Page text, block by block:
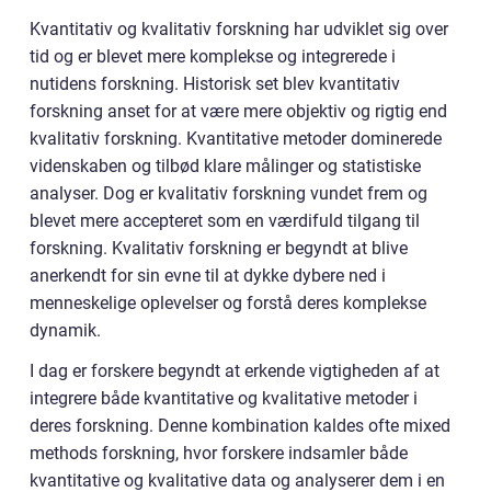
Kvantitativ og kvalitativ forskning har udviklet sig over
tid og er blevet mere komplekse og integrerede i
nutidens forskning. Historisk set blev kvantitativ
forskning anset for at være mere objektiv og rigtig end
kvalitativ forskning. Kvantitative metoder dominerede
videnskaben og tilbød klare målinger og statistiske
analyser. Dog er kvalitativ forskning vundet frem og
blevet mere accepteret som en værdifuld tilgang til
forskning. Kvalitativ forskning er begyndt at blive
anerkendt for sin evne til at dykke dybere ned i
menneskelige oplevelser og forstå deres komplekse
dynamik.
I dag er forskere begyndt at erkende vigtigheden af at
integrere både kvantitative og kvalitative metoder i
deres forskning. Denne kombination kaldes ofte mixed
methods forskning, hvor forskere indsamler både
kvantitative og kvalitative data og analyserer dem i en